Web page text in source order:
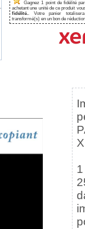
Gagnez 1 point de fidélité
achetant une unité de ce produit
fidélité.. Votre panier
transformé(s) en un bon de